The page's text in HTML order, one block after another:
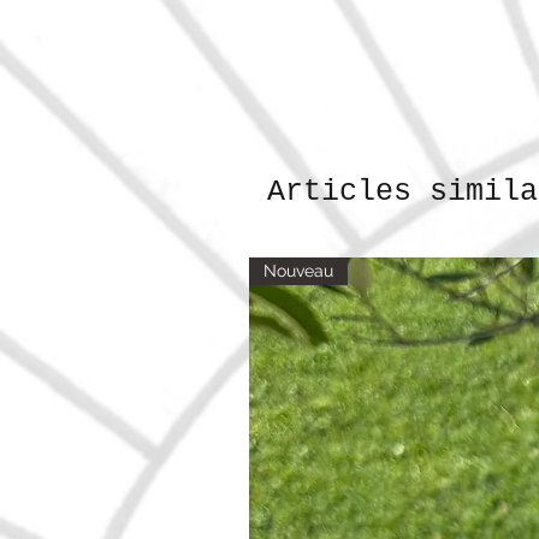
Articles
Nouveau